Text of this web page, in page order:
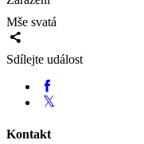
Mše svatá
Sdílejte událost
Kontakt